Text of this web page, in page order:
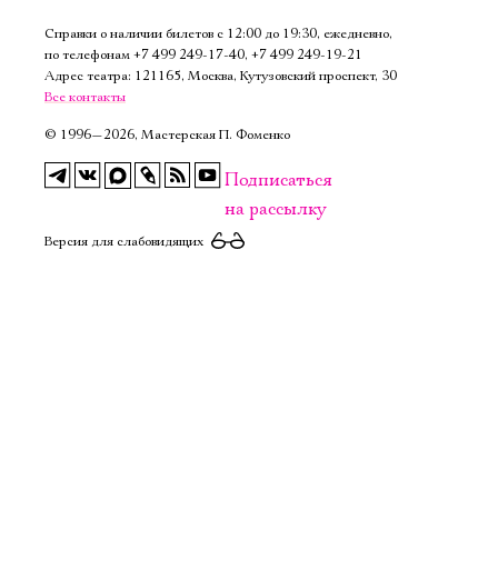
Справки о наличии билетов с 12:00 до 19:30, ежедневно,
по телефонам +7 499 249‑17‑40, +7 499 249‑19‑21
Адрес театра: 121165, Москва, Кутузовский проспект, 30
Все контакты
© 1996—2026, Мастерская П. Фоменко
Подписаться
на рассылку
Версия для слабовидящих